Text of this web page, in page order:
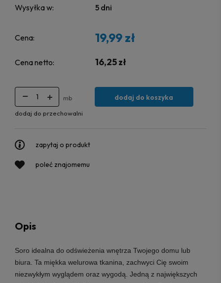
Wysyłka w: 5 dni
Cena: 19,99 zł
Cena netto: 16,25 zł
mb dodaj do koszyka
dodaj do przechowalni
zapytaj o produkt
poleć znajomemu
Opis
Soro idealna do odświeżenia wnętrza Twojego domu lub
biura. Ta miękka welurowa tkanina, zachwyci Cię swoim
niezwykłym wyglądem oraz wygodą. Jedną z największych